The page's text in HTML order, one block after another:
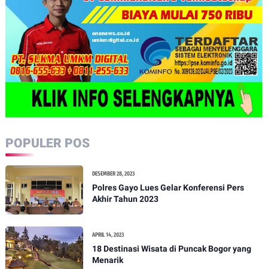
POPULER POS
DESEMBER 28, 2023
Polres Gayo Lues Gelar Konferensi Pers
Akhir Tahun 2023
APRIL 14, 2023
18 Destinasi Wisata di Puncak Bogor yang
Menarik